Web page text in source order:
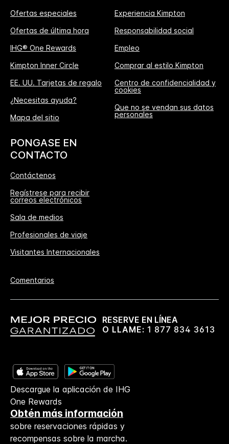
Ofertas especiales
Ofertas de última hora
IHG® One Rewards
Kimpton Inner Circle
EE. UU. Tarjetas de regalo
¿Necesitas ayuda?
Mapa del sitio
Experiencia Kimpton
Responsabilidad social
Empleo
Comprar al estilo Kimpton
Centro de confidencialidad y
cookies
Que no se vendan sus datos
personales
PONGASE EN
CONTACTO
Contáctenos
Regístrese para recibir
correos electrónicos
Sala de medios
Profesionales de viaje
Visitantes Internacionales
Comentarios
RESERVE EN LÍNEA
O LLAME: 1 877 834 3613
Descargue la aplicación de IHG
One Rewards
Obtén más información
sobre reservaciones rápidas y
recompensas sobre la marcha.